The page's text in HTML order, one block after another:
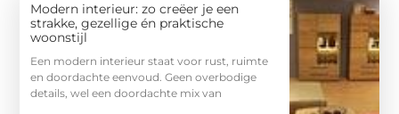
Modern interieur: zo creëer je een
strakke, gezellige én praktische
woonstijl
Een modern interieur staat voor rust, ruimte
en doordachte eenvoud. Geen overbodige
details, wel een doordachte mix van